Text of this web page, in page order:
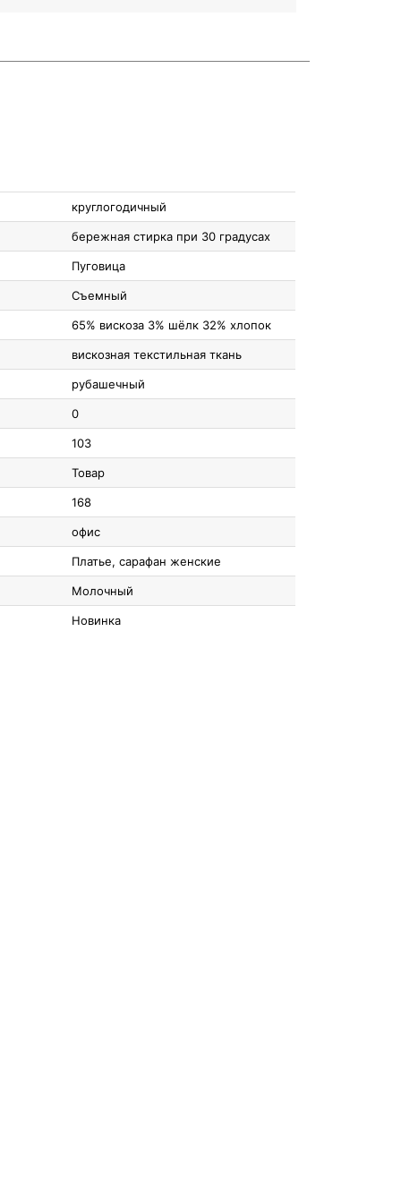
круглогодичный
бережная стирка при 30 градусах
Пуговица
Съемный
65% вискоза 3% шёлк 32% хлопок
вискозная текстильная ткань
рубашечный
0
103
Товар
168
офис
Платье, сарафан женские
Молочный
Новинка